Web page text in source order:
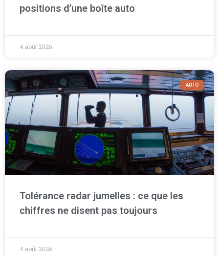
positions d’une boîte auto
4 août 2026
AUTO
Tolérance radar jumelles : ce que les
chiffres ne disent pas toujours
4 août 2026